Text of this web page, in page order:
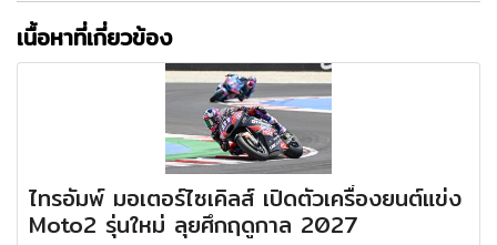
เนื้อหาที่เกี่ยวข้อง
ไทรอัมพ์ มอเตอร์ไซเคิลส์ เปิดตัวเครื่องยนต์แข่ง
Moto2 รุ่นใหม่ ลุยศึกฤดูกาล 2027